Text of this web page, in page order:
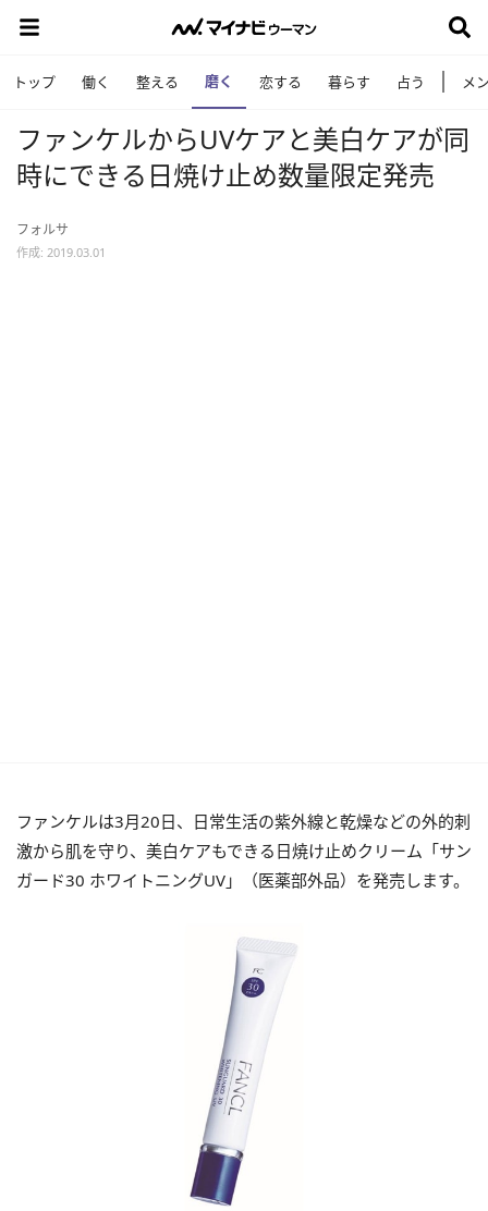
トップ 働く 整える 磨く 恋する 暮らす 占う メ
ファンケルからUVケアと美白ケアが同
時にできる日焼け止め数量限定発売
フォルサ
作成: 2019.03.01
ファンケルは3月20日、日常生活の紫外線と乾燥などの外的刺
激から肌を守り、美白ケアもできる日焼け止めクリーム「サン
ガード30 ホワイトニングUV」（医薬部外品）を発売します。